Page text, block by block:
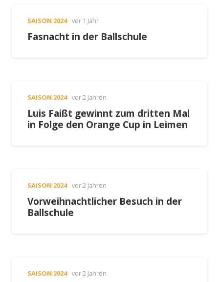
SAISON 2024 vor 1 Jahr
Fasnacht in der Ballschule
SAISON 2024 vor 2 Jahren
Luis Faißt gewinnt zum dritten Mal
in Folge den Orange Cup in Leimen
SAISON 2024 vor 2 Jahren
Vorweihnachtlicher Besuch in der
Ballschule
SAISON 2024 vor 2 Jahren